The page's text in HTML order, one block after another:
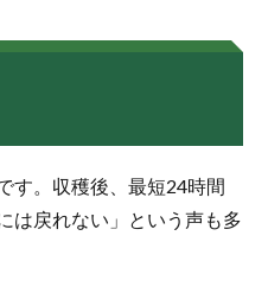
す。収穫後、最短24時間
は戻れない」という声も多